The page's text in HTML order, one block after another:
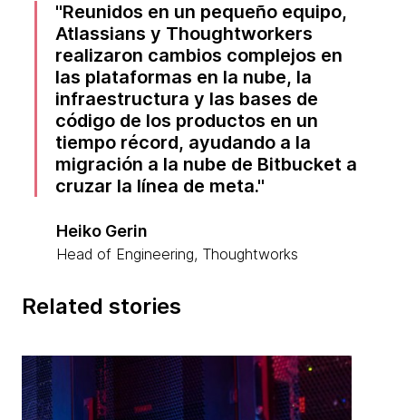
Reunidos en un pequeño equipo,
Atlassians y Thoughtworkers
realizaron cambios complejos en
las plataformas en la nube, la
infraestructura y las bases de
código de los productos en un
tiempo récord, ayudando a la
migración a la nube de Bitbucket a
cruzar la línea de meta.
Heiko Gerin
Head of Engineering, Thoughtworks
Related stories